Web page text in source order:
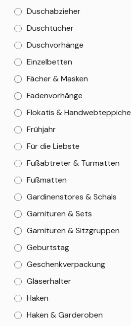
Duschabzieher
Duschtücher
Duschvorhänge
Einzelbetten
Fächer & Masken
Fadenvorhänge
Flokatis & Handwebteppiche
Frühjahr
Für die Liebste
Fußabtreter & Türmatten
Fußmatten
Gardinenstores & Schals
Garnituren & Sets
Garnituren & Sitzgruppen
Geburtstag
Geschenkverpackung
Gläserhalter
Haken
Haken & Garderoben